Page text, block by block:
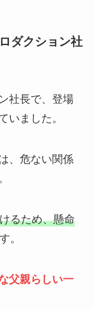
ダクション社
社長で、登場
いました。
、危ない関係
るため、懸命
。
父親らしい一